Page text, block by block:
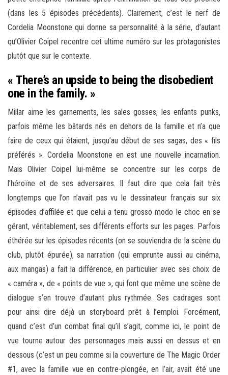
(dans les 5 épisodes précédents). Clairement, c’est le nerf de
Cordelia Moonstone qui donne sa personnalité à la série, d’autant
qu’Olivier Coipel recentre cet ultime numéro sur les protagonistes
plutôt que sur le contexte.
« There’s an upside to being the disobedient
one in the family. »
Millar aime les garnements, les sales gosses, les enfants punks,
parfois même les bâtards nés en dehors de la famille et n’a que
faire de ceux qui étaient, jusqu’au début de ses sagas, des « fils
préférés ». Cordelia Moonstone en est une nouvelle incarnation.
Mais Olivier Coipel lui-même se concentre sur les corps de
l’héroïne et de ses adversaires. Il faut dire que cela fait très
longtemps que l’on n’avait pas vu le dessinateur français sur six
épisodes d’affilée et que celui a tenu grosso modo le choc en se
gérant, véritablement, ses différents efforts sur les pages. Parfois
éthérée sur les épisodes récents (on se souviendra de la scène du
club, plutôt épurée), sa narration (qui emprunte aussi au cinéma,
aux mangas) a fait la différence, en particulier avec ses choix de
« caméra », de « points de vue », qui font que même une scène de
dialogue s’en trouve d’autant plus rythmée. Ses cadrages sont
pour ainsi dire déjà un storyboard prêt à l’emploi. Forcément,
quand c’est d’un combat final qu’il s’agit, comme ici, le point de
vue tourne autour des personnages mais aussi en dessus et en
dessous (c’est un peu comme si la couverture de The Magic Order
#1, avec la famille vue en contre-plongée, en l’air, avait été une